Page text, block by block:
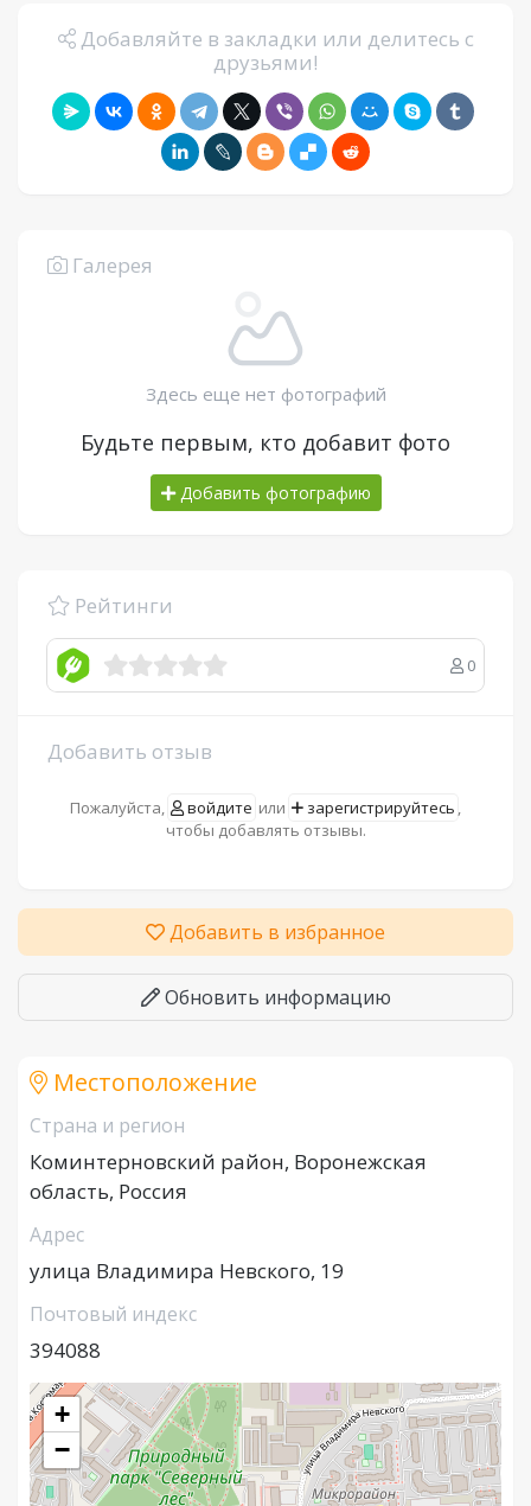
Добавляйте в закладки или делитесь с
друзьями!
Галерея
Здесь еще нет фотографий
Будьте первым, кто добавит фото
Добавить фотографию
Рейтинги
0
Добавить отзыв
Пожалуйста, войдите или зарегистрируйтесь ,
чтобы добавлять отзывы.
Добавить в избранное
Обновить информацию
Местоположение
Страна и регион
Коминтерновский район, Воронежская
область, Россия
Адрес
улица Владимира Невского, 19
Почтовый индекс
394088
+
−